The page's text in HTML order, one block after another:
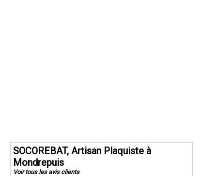
SOCOREBAT, Artisan Plaquiste à
Mondrepuis
Voir tous les avis clients